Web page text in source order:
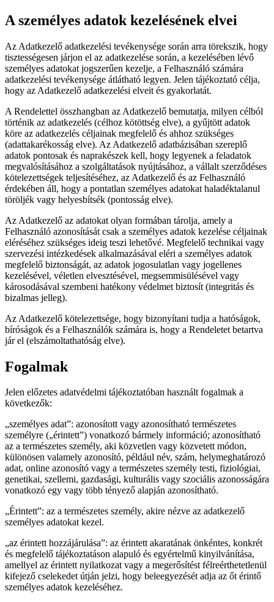
A személyes adatok kezelésének elvei
Az Adatkezelő adatkezelési tevékenysége során arra törekszik, hogy
tisztességesen járjon el az adatkezelése során, a kezelésében lévő
személyes adatokat jogszerűen kezelje, a Felhasználó számára
adatkezelési tevékenysége átlátható legyen. Jelen tájékoztató célja,
hogy az Adatkezelő adatkezelési elveit és gyakorlatát.
A Rendelettel összhangban az Adatkezelő bemutatja, milyen célból
történik az adatkezelés (célhoz kötöttség elve), a gyűjtött adatok
köre az adatkezelés céljainak megfelelő és ahhoz szükséges
(adattakarékosság elve). Az Adatkezelő adatbázisában szereplő
adatok pontosak és naprakészek kell, hogy legyenek a feladatok
megvalósításához a szolgáltatások nyújtásához, a vállalt szerződéses
kötelezettségek teljesítéséhez, az Adatkezelő és az Felhasználó
érdekében áll, hogy a pontatlan személyes adatokat haladéktalanul
töröljék vagy helyesbítsék (pontosság elve).
Az Adatkezelő az adatokat olyan formában tárolja, amely a
Felhasználó azonosítását csak a személyes adatok kezelése céljainak
eléréséhez szükséges ideig teszi lehetővé. Megfelelő technikai vagy
szervezési intézkedések alkalmazásával eléri a személyes adatok
megfelelő biztonságát, az adatok jogosulatlan vagy jogellenes
kezelésével, véletlen elvesztésével, megsemmisülésével vagy
károsodásával szembeni hatékony védelmet biztosít (integritás és
bizalmas jelleg).
Az Adatkezelő kötelezettsége, hogy bizonyítani tudja a hatóságok,
bíróságok és a Felhasználók számára is, hogy a Rendeletet betartva
jár el (elszámoltathatóság elve).
Fogalmak
Jelen előzetes adatvédelmi tájékoztatóban használt fogalmak a
következők:
„személyes adat”: azonosított vagy azonosítható természetes
személyre („érintett”) vonatkozó bármely információ; azonosítható
az a természetes személy, aki közvetlen vagy közvetett módon,
különösen valamely azonosító, például név, szám, helymeghatározó
adat, online azonosító vagy a természetes személy testi, fiziológiai,
genetikai, szellemi, gazdasági, kulturális vagy szociális azonosságára
vonatkozó egy vagy több tényező alapján azonosítható.
„Érintett”: az a természetes személy, akire nézve az adatkezelő
személyes adatokat kezel.
„az érintett hozzájárulása”: az érintett akaratának önkéntes, konkrét
és megfelelő tájékoztatáson alapuló és egyértelmű kinyilvánítása,
amellyel az érintett nyilatkozat vagy a megerősítést félreérthetetlenül
kifejező cselekedet útján jelzi, hogy beleegyezését adja az őt érintő
személyes adatok kezeléséhez.